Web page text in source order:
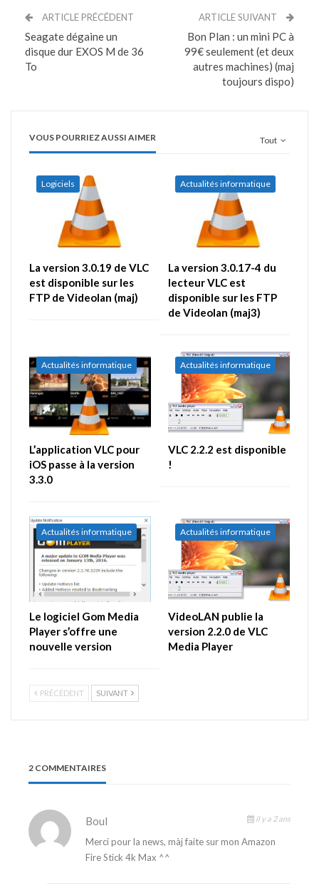
ARTICLE PRÉCÉDENT
Seagate dégaine un
disque dur EXOS M de 36
To
ARTICLE SUIVANT
Bon Plan : un mini PC à
99€ seulement (et deux
autres machines) (maj
toujours dispo)
Tout
VOUS POURRIEZ AUSSI AIMER
Logiciels
La version 3.0.19 de VLC
est disponible sur les
FTP de Videolan (maj)
Actualités informatique
La version 3.0.17-4 du
lecteur VLC est
disponible sur les FTP
de Videolan (maj3)
Actualités informatique
L’application VLC pour
iOS passe à la version
3.3.0
Actualités informatique
VLC 2.2.2 est disponible
!
Actualités informatique
Le logiciel Gom Media
Player s’offre une
nouvelle version
Actualités informatique
VideoLAN publie la
version 2.2.0 de VLC
Media Player
PRÉCÉDENT SUIVANT
2 COMMENTAIRES
Boul il y a 2 ans
Merci pour la news, màj faite sur mon Amazon
Fire Stick 4k Max ^^